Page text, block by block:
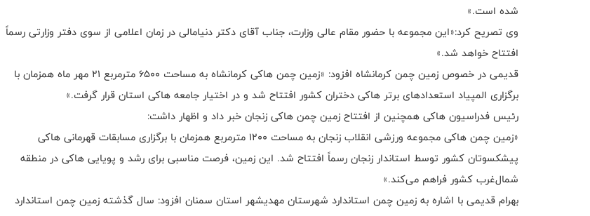
شده است.»
وی تصریح کرد:«این مجموعه با حضور مقام عالی وزارت، جناب آقای دکتر دنیامالی در زمان اعلامی از سوی دفتر وزارتی رسماً
افتتاح خواهد شد.»
قدیمی در خصوص زمین چمن کرمانشاه افزود: «زمین چمن هاکی کرمانشاه به مساحت ۶۵۰۰ مترمربع ۲۱ مهر ماه همزمان با
برگزاری المپیاد استعدادهای برتر هاکی دختران کشور افتتاح شد و در اختیار جامعه هاکی استان قرار گرفت.»
رئیس فدراسیون هاکی همچنین از افتتاح زمین چمن هاکی زنجان خبر داد و اظهار داشت:
«زمین چمن هاکی مجموعه ورزشی انقلاب زنجان به مساحت ۱۲۰۰ مترمربع همزمان با برگزاری مسابقات قهرمانی هاکی
پیشکسوتان کشور توسط استاندار زنجان رسماً افتتاح شد. این زمین، فرصت مناسبی برای رشد و پویایی هاکی در منطقه
شمال‌غرب کشور فراهم می‌کند.»
بهرام قدیمی با اشاره به زمین چمن استاندارد شهرستان مهدیشهر استان سمنان افزود: سال گذشته زمین چمن استاندارد